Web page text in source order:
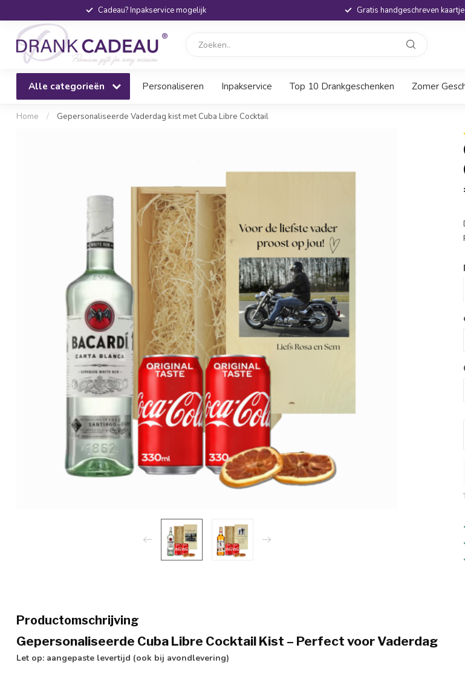
Cadeau? Inpakservice mogelijk Gratis handgeschreven kaartje
Alle categorieën Personaliseren Inpakservice Top 10 Drankgeschenken Zomer
Home / Gepersonaliseerde Vaderdag kist met Cuba Libre Cocktail
Productomschrijving
Gepersonaliseerde Cuba Libre Cocktail Kist – Perfect voor Vaderdag
Let op: aangepaste levertijd (ook bij avondlevering)